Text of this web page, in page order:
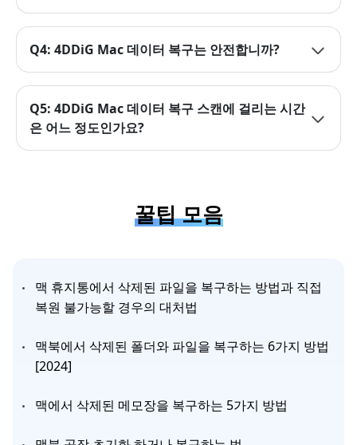
Q4: 4DDiG Mac 데이터 복구는 안전합니까?
Q5: 4DDiG Mac 데이터 복구 스캔에 걸리는 시간
은 어느 정도인가요?
꿀팁 모음
맥 휴지통에서 삭제된 파일을 복구하는 방법과 직접
복원 불가능할 경우의 대처법
맥북에서 삭제된 폴더와 파일을 복구하는 6가지 방법
[2024]
맥에서 삭제된 메모장을 복구하는 5가지 방법